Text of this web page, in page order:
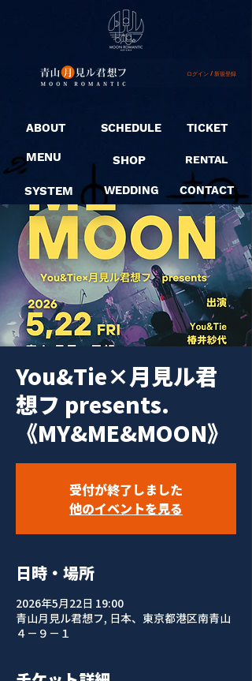
ログイン / 新規登録
ABOUT
MENU
SYSTEM
SCHEDULE
SHOP
WEDDING
TICKET
RENTAL
CONTACT
You&Tie×月見ル君
想フ presents.
《MY&ME&MOON》
受付が終了しました
他のイベントを見る
日時・場所
2026年5月22日 19:00
青山月見ル君想フ, 日本、東京都港区南青山
４−９−１